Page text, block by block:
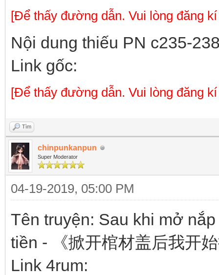
[Để thấy đường dẫn. Vui lòng đăng
Nội dung thiếu PN c235-
Link gốc:
[Để thấy đường dẫn. Vui lòng đăng
Tìm
chinpunkanpun
Super Moderator
04-19-2019, 05:00 PM
Tên truyện: Sau khi mở
tiền - 《掀开棺材盖后我开
Link 4rum: